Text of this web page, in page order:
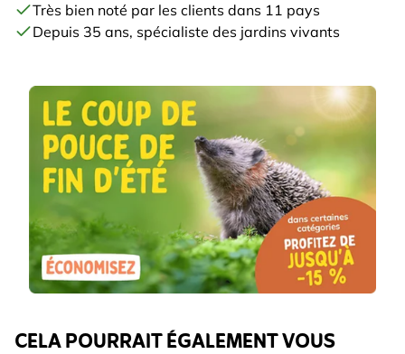
Très bien noté par les clients dans 11 pays
Depuis 35 ans, spécialiste des jardins vivants
CELA POURRAIT ÉGALEMENT VOUS